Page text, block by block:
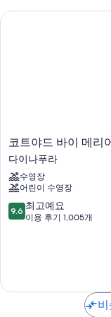
일광욕 의자 등을 갖
어컨, 별도의 식사 공간
도 준비되어 있습니다.
이 밖에 다음과 같은 편
비데 및 무료 세면용품
LED TV - 위성 TV 채
옷장 또는 벽장, 별도
코
트
야
드
바
이
메
스
코트야드 바이 메리
다이나푸라
수영장
어린이 수영장
10
점
최
9.6 최고예요
이용 후기 1,005개
코트야드 바이 메리어